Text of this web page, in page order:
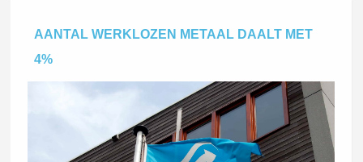
AANTAL WERKLOZEN METAAL DAALT MET
4%